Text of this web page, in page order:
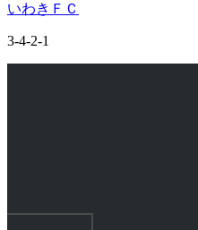
いわきＦＣ
3-4-2-1